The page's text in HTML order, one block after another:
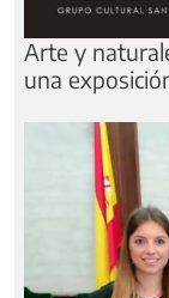
Arte y
una